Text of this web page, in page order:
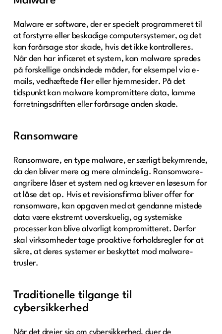
Malware er software, der er specielt programmeret til
at forstyrre eller beskadige computersystemer, og det
kan forårsage stor skade, hvis det ikke kontrolleres.
Når den har inficeret et system, kan malware spredes
på forskellige ondsindede måder, for eksempel via e-
mails, vedhæftede filer eller hjemmesider. På det
tidspunkt kan malware kompromittere data, lamme
forretningsdriften eller forårsage anden skade.
Ransomware
Ransomware, en type malware, er særligt bekymrende,
da den bliver mere og mere almindelig. Ransomware-
angribere låser et system ned og kræver en løsesum for
at låse det op. Hvis et revisionsfirma bliver offer for
ransomware, kan opgaven med at gendanne mistede
data være ekstremt uoverskuelig, og systemiske
processer kan blive alvorligt kompromitteret. Derfor
skal virksomheder tage proaktive forholdsregler for at
sikre, at deres systemer er beskyttet mod malware-
trusler.
Traditionelle tilgange til
cybersikkerhed
Når det drejer sig om cybersikkerhed, duer de